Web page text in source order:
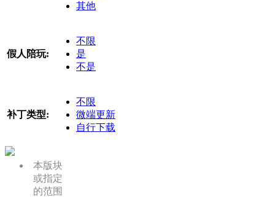
其他
假人陪玩:
不限
是
不是
补丁类型:
不限
微端更新
自行下载
本版块
或指定
的范围